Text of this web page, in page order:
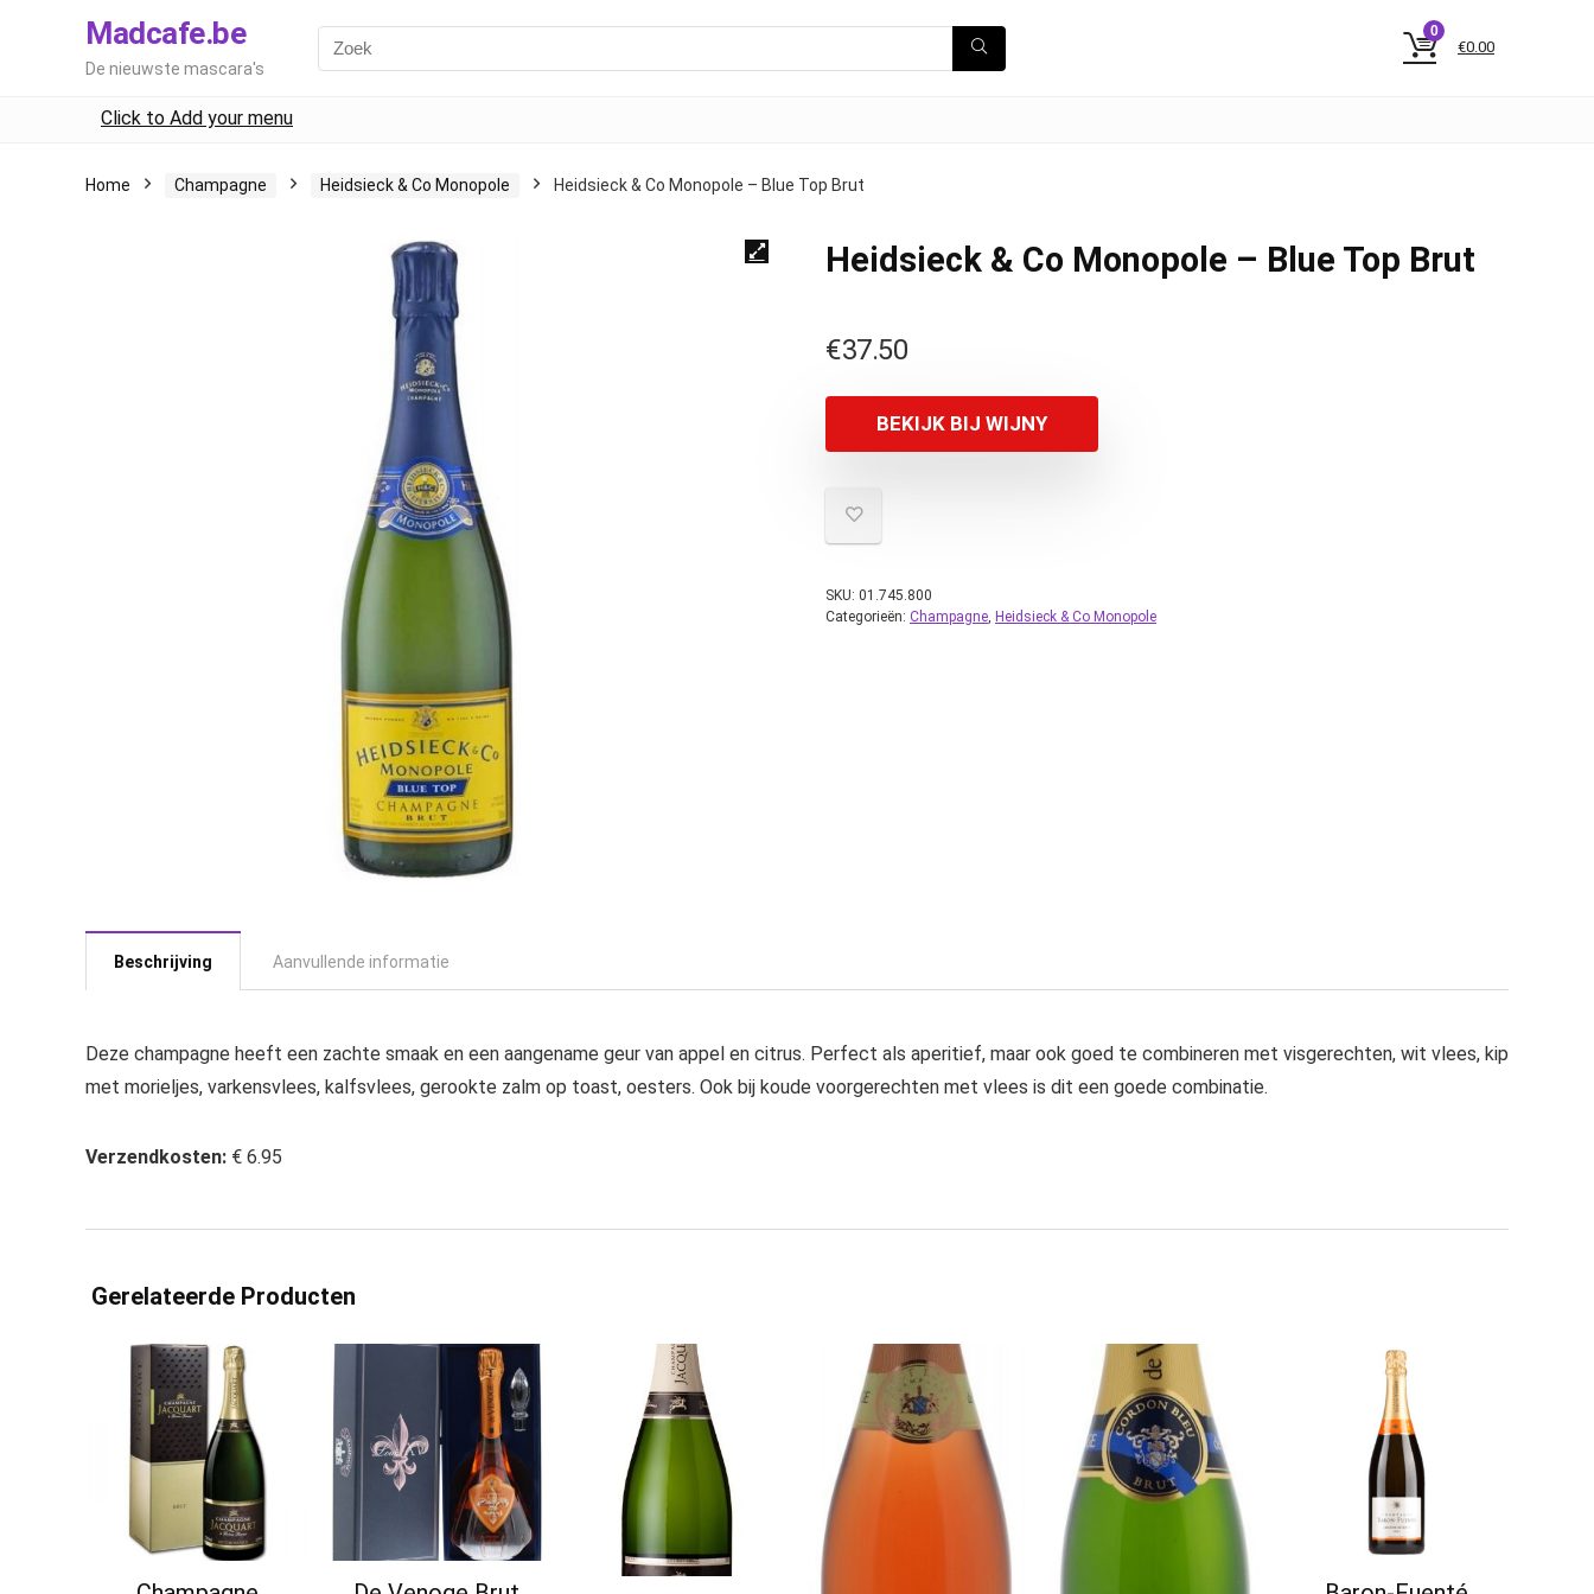
Madcafe.be
De nieuwste mascara's
0
€0.00
Click to Add your menu
Home Champagne Heidsieck & Co Monopole Heidsieck & Co Monopole – Blue Top Brut
Heidsieck & Co Monopole – Blue Top Brut
€37.50
BEKIJK BIJ WIJNY
SKU: 01.745.800
Categorieën: Champagne, Heidsieck & Co Monopole
Beschrijving Aanvullende informatie
Deze champagne heeft een zachte smaak en een aangename geur van appel en citrus. Perfect als aperitief, maar ook goed te combineren met visgerechten, wit vlees, kip
met morieljes, varkensvlees, kalfsvlees, gerookte zalm op toast, oesters. Ook bij koude voorgerechten met vlees is dit een goede combinatie.
Verzendkosten: € 6.95
Gerelateerde Producten